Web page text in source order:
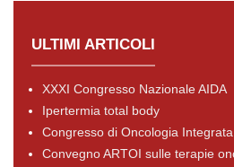
ULTIMI ARTICOLI
XXXI Congresso Nazionale AIDA
Ipertermia total body
Congresso di Oncologia
Convegno ARTOI sulle terapie